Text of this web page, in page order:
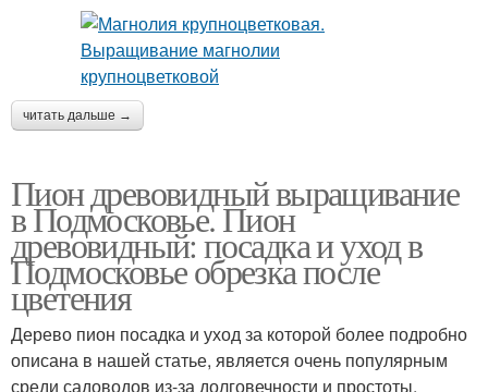
читать дальше →
Пион древовидный выращивание
в Подмосковье. Пион
древовидный: посадка и уход в
Подмосковье обрезка после
цветения
Дерево пион посадка и уход за которой более подробно
описана в нашей статье, является очень популярным
среди садоводов из-за долговечности и простоты.